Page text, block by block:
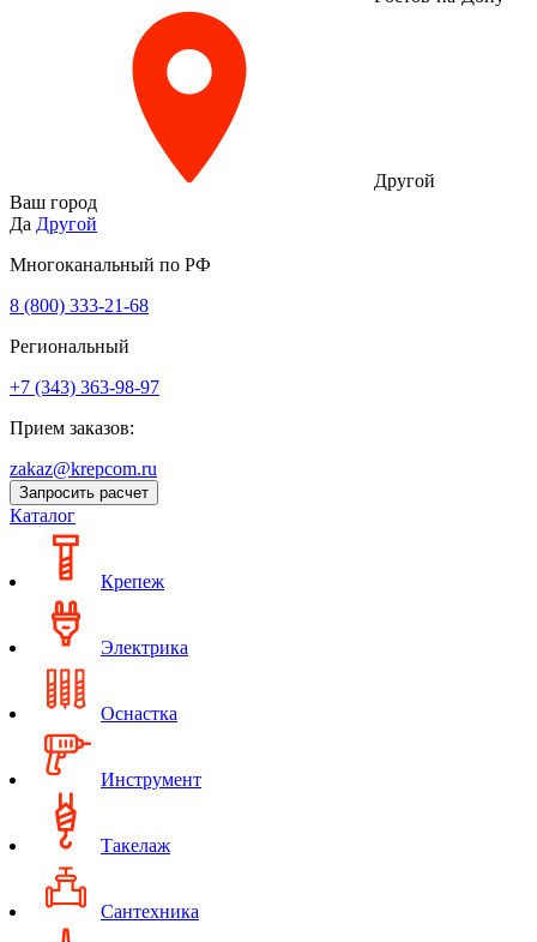
Другой
Ваш город
Да Другой
Многоканальный по РФ
8 (800) 333‑21-68
Региональный
+7 (343) 363-98-97
Прием заказов:
zakaz@krepcom.ru
Запросить расчет
Каталог
Крепеж
Электрика
Оснастка
Инструмент
Такелаж
Сантехника